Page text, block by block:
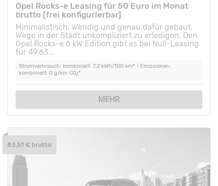
Opel Rocks-e Leasing für 50 Euro im Monat
brutto [frei konfigurierbar]
Minimalistisch, wendig und genau dafür gebaut,
Wege in der Stadt unkompliziert zu erledigen. Den
Opel Rocks-e 6 kW Edition gibt es bei Null-Leasing
für 49,63...
Stromverbrauch: kombiniert: 7,2 kWh/100 km* • Emissionen:
kombiniert: 0 g/km CO2*
MEHR
83,51 € brutto